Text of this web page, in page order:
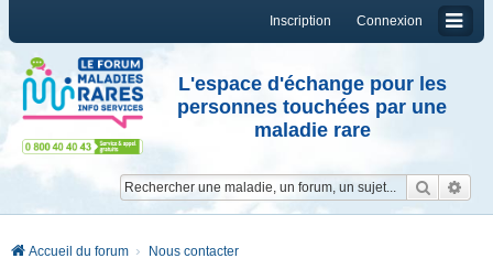
Connexion
Inscription
L'espace d'échange pour les
personnes touchées par une
maladie rare
Accueil du forum Nous contacter